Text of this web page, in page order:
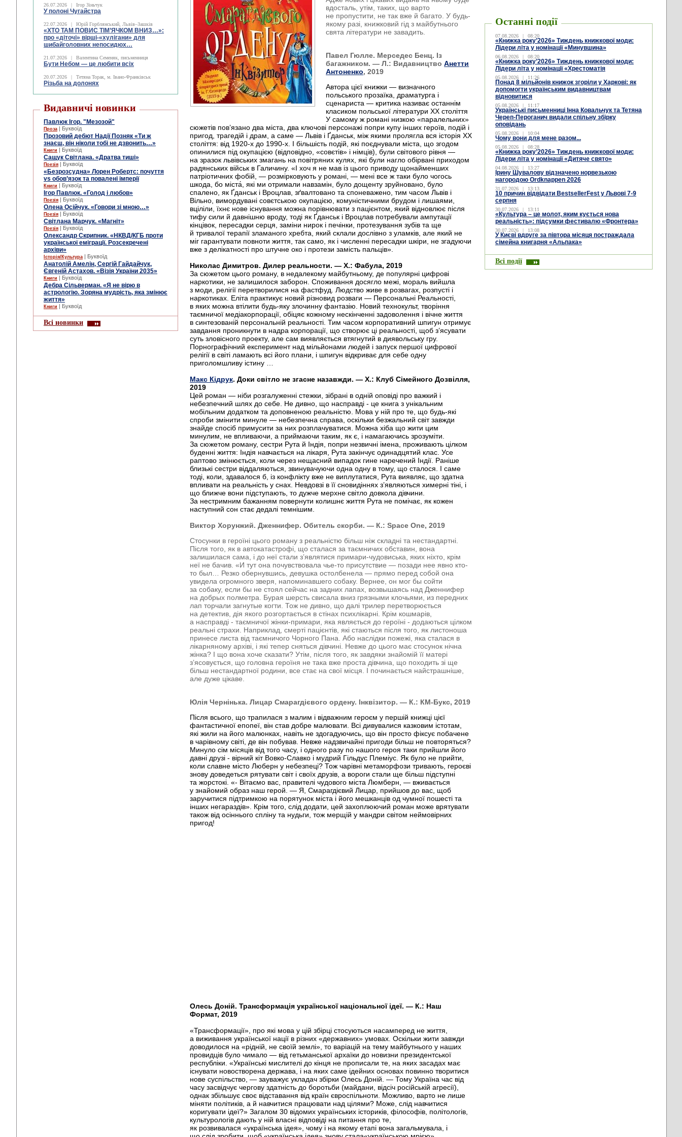
26.07.2026 | Ігор Зіньчук
У полоні Чугайстра
22.07.2026 | Юрій Горблянський, Львів–Зашків
«ХТО ТАМ ПОВИС ТІМ’ЯЧКОМ ВНИЗ…»:
про «діточі» вірші-«хулігани» для
шибайголовних непосидюх…
21.07.2026 | Валентина Семеняк, письменниця
Бути Небом ― це любити всіх
20.07.2026 | Тетяна Торак, м. Івано-Франківськ
Різьба на долонях
Видавничі новинки
Павлюк Ігор. "Мезозой"
Проза | Буквоїд
Прозовий дебют Надії Позняк «Ти ж
знаєш, він ніколи тобі не дзвонить…»
Книги | Буквоїд
Сащук Світлана. «Дратва тиші»
Поезія | Буквоїд
«Безрозсудна» Лорен Робертс: почуття
vs обов’язок та повалені імперії
Книги | Буквоїд
Ігор Павлюк. «Голод і любов»
Поезія | Буквоїд
Олена Осійчук. «Говори зі мною…»
Поезія | Буквоїд
Світлана Марчук. «Магніт»
Поезія | Буквоїд
Олександр Скрипник. «НКВД/КГБ проти
української еміграції. Розсекречені
архіви»
Історія/Культура | Буквоїд
Анатолій Амелін, Сергій Гайдайчук,
Євгеній Астахов. «Візія України 2035»
Книги | Буквоїд
Дебра Сільверман. «Я не вірю в
астрологію. Зоряна мудрість, яка змінює
життя»
Книги | Буквоїд
Всі новинки
вдосталь, утім, таких, що варто
не пропустити, не так вже й багато. У будь-
якому разі, книжковий гід з майбутнього
свята літератури не завадить.
Павел Гюлле. Мерседес Бенц. Із
багажником. — Л.: ВидавництвоАнетти
Антоненко, 2019
Автора цієї книжки — визначного
польського прозаїка, драматурга і
сценариста — критика називає останнім
класиком польської літератури ХХ століття
У самому ж романі низкою «паралельних»
сюжетів пов’язано два міста, два ключові персонажі попри купу інших героїв, подій і
пригод, трагедій і драм, а саме — Львів і Ґданськ, між якими пролягла вся історія ХХ
століття: від 1920-х до 1990-х. І більшість подій, які поєднували міста, що згодом
опинилися під окупацією (відповідно, «совєтів» і німців), були світового рівня —
на зразок львівських змагань на повітряних кулях, які були нагло обірвані приходом
радянських військ в Галичину. «І хоч я не мав із цього приводу щонайменших
патріотичних фобій, — розмірковують у романі, — мені все ж таки було чогось
шкода, бо міста́, які ми отримали навзамін, було дощенту зруйновано, було
спалено, як Ґданськ і Вроцлав, зґвалтовано та споневажено, тим часом Львів і
Вільно, вимордувані совєтською окупацією, комуністичними брудом і лишаями,
вціліли, їхнє нове існування можна порівнювати з пацієнтом, який відновлює після
тифу сили й давнішню вроду, тоді як Ґданськ і Вроцлав потребували ампутації
кінцівок, пересадки серця, заміни нирок і печінки, протезування зубів та ще
й тривалої терапії зламаного хребта, який склали дослівно з уламків, але який не
міг гарантувати повноти життя, так само, як і численні пересадки шкіри, не згадуючи
вже з делікатності про штучне око і протези замість пальців».
Николас Димитров. Дилер реальности. — Х.: Фабула, 2019
За сюжетом цього роману, в недалекому майбутньому, де популярні цифрові
наркотики, не залишилося заборон. Споживання досягло межі, мораль вийшла
з моди, релігії перетворилися на фастфуд. Людство живе в розвагах, розпусті і
наркотиках. Еліта практикує новий різновид розваги — Персональні Реальності,
в яких можна втілити будь-яку злочинну фантазію. Новий технокульт, творіння
таємничої медіакорпорації, обіцяє кожному нескінченні задоволення і вічне життя
в синтезованій персональній реальності. Тим часом корпоративний шпигун отримує
завдання проникнути в надра корпорації, що створює ці реальності, щоб з’ясувати
суть зловісного проекту, але сам виявляється втягнутий в диявольську гру.
Порнографічний експеримент над мільйонами людей і запуск першої цифрової
релігії в світі ламають всі його плани, і шпигун відкриває для себе одну
приголомшливу істину …
Макс Кідрук. Доки світло не згасне назавжди. — Х.: Клуб Сімейного Дозвілля,
2019
Цей роман — ніби розгалуженні стежки, зібрані в одній оповіді про важкий і
небезпечний шлях до себе. Не дивно, що насправді - це книга з унікальним
мобільним додатком та доповненою реальністю. Мова у ній про те, що будь-які
спроби змінити минуле — небезпечна справа, оскільки безжальний світ завжди
знайде спосіб примусити за них розплачуватися. Можна хіба що жити цим
минулим, не впливаючи, а приймаючи таким, як є, і намагаючись зрозуміти.
За сюжетом роману, сестри Рута й Індія, попри незвичні імена, проживають цілком
буденні життя: Індія навчається на лікаря, Рута закінчує одинадцятий клас. Усе
раптово змінюється, коли через нещасний випадок гине наречений Індії. Раніше
близькі сестри віддаляються, звинувачуючи одна одну в тому, що сталося. І саме
тоді, коли, здавалося б, із конфлікту вже не виплутатися, Рута виявляє, що здатна
впливати на реальність у снах. Невдовзі в її сновидіннях з’являються химерні тіні, і
що ближче вони підступають, то дужче мерхне світло довкола дівчини.
За нестримним бажанням повернути колишнє життя Рута не помічає, як кожен
наступний сон стає дедалі темнішим.
Виктор Хорунжий. Дженнифер. Обитель скорби. — К.: Space One, 2019
Стосунки в героїні цього роману з реальністю більш ніж складні та нестандартні.
Після того, як в автокатастрофі, що сталася за таємничих обставин, вона
залишилася сама, і до неї стали з’являтися примари-чудовиська, яких ніхто, крім
неї не бачив. «И тут она почувствовала чье-то присутствие — позади нее явно кто-
то был… Резко обернувшись, девушка остолбенела — прямо перед собой она
увидела огромного зверя, напоминавшего собаку. Вернее, он мог бы сойти
за собаку, если бы не стоял сейчас на задних лапах, возвышаясь над Дженнифер
на добрых полметра. Бурая шерсть свисала вниз грязными клочьями, из передних
лап торчали загнутые когти. Тож не дивно, що далі трилер перетворюється
на детектив, дія якого розгортається в стінах психлікарні. Крім кошмарів,
а насправді - таємничої жінки-примари, яка являється до героїні - додаються цілком
реальні страхи. Наприклад, смерті пацієнтів, які стаються після того, як листоноша
принесе листа від таємничого Чорного Пана. Або наслідки пожежі, яка сталася в
лікарняному архіві, і які тепер сняться дівчині. Невже до цього має стосунок нічна
жінка? І що вона хоче сказати? Утім, після того, як завдяки знайомій її матері
з’ясовується, що головна героїня не така вже проста дівчина, що походить зі ще
більш нестандартної родини, все стає на свої місця. І починається найстрашніше,
але дуже цікаве.
Юлія Чернінька. Лицар Смарагдієвого ордену. Інквізитор. — К.: КМ-Букс, 2019
Після всього, що трапилася з малим і відважним героєм у першій книжці цієї
фантастичної епопеї, він став добре малювати. Всі дивувалися казковим істотам,
які жили на його малюнках, навіть не здогадуючись, що він просто фіксує побачене
в чарівному світі, де він побував. Невже надзвичайні пригоди більш не повторяться?
Минуло сім місяців від того часу, і одного разу по нашого героя таки прийшли його
давні друзі - вірний кіт Вовко-Славко і мудрий Гільдус Племіус. Як було не прийти,
коли славне місто Люберн у небезпеці? Тож чарівні метаморфози тривають, героєві
знову доведеться рятувати світ і своїх друзів, а вороги стали ще більш підступні
та жорстокі. «- Вітаємо вас, правителі чудового міста Люмберн, — вживається
у знайомий образ наш герой. — Я, Смарагдієвий Лицар, прийшов до вас, щоб
заручитися підтримкою на порятунок міста і його мешканців од чумної пошесті та
інших негараздів». Крім того, слід додати, цей захоплюючий роман може врятувати
також від осіннього спліну та нудьги, тож мерщій у мандри світом неймовірних
пригод!
Олесь Доній. Трансформація української національної ідеї. — К.: Наш
Формат, 2019
«Трансформації», про які мова у цій збірці стосуються насамперед не життя,
а виживання української нації в різних «державних» умовах. Оскільки жити завжди
доводилося на «рідній, не своїй землі», то варіацій на тему майбутнього у наших
провидців було чимало — від гетьманської архаїки до новизни президентської
республіки. «Українські мислителі до кінця не прописали те, на яких засадах має
існувати новостворена держава, і на яких саме ідейних основах повинно творитися
нове суспільство, — зауважує укладач збірки Олесь Доній. — Тому Україна час від
часу засвідчує чергову здатність до боротьби (майдани, відсіч російській агресії),
однак збільшує своє відставання від країн євроспільноти. Можливо, варто не лише
міняти політиків, а й навчитися працювати над цілями? Може, слід навчитися
коригувати ідеї?» Загалом 30 відомих українських істориків, філософів, політологів,
культурологів дають у ній власні відповіді на питання про те,
як розвивалася «українська ідея», чому і на якому етапі вона загальмувала, і
Останні події
07.08.2026 | 08:20
«Книжка року’2026» Тиждень книжкової моди:
Лідери літа у номінації «Минувшина»
06.08.2026 | 08:20
«Книжка року’2026» Тиждень книжкової моди:
Лідери літа у номінації «Хрестоматія
05.08.2026 | 11:26
Понад 8 мільйонів книжок згоріли у Харкові: як
допомогти українським видавництвам
відновитися
05.08.2026 | 11:17
Українські письменниці Інна Ковальчук та Тетяна
Череп-Пероганич видали спільну збірку
оповідань
05.08.2026 | 10:04
Чому вони для мене разом...
05.08.2026 | 08:28
«Книжка року’2026» Тиждень книжкової моди:
Лідери літа у номінації «Дитяче свято»
04.08.2026 | 13:27
Ірину Шувалову відзначено норвезькою
нагородою Ordknappen 2026
31.07.2026 | 13:13
10 причин відвідати BestsellerFest у Львові 7-9
серпня
30.07.2026 | 13:11
«Культура – це молот, яким кується нова
реальність»: підсумки фестивалю «Фронтера»
30.07.2026 | 13:08
У Києві вдруге за півтора місяця постраждала
сімейна книгарня «Альпака»
Всі події